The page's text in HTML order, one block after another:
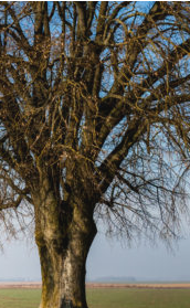
Fahrzeuge
Ausrüstung